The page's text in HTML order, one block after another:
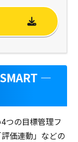
―
つの目標管理フ
価連動」などの